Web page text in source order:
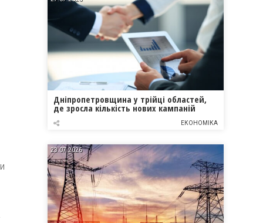
Дніпропетровщина у трійці областей,
де зросла кількість нових кампаній
ЕКОНОМІКА
23.07.2026